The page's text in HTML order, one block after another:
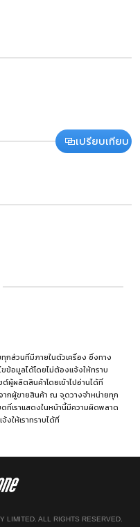
เปรียบเทียบ
กส่วนที่มีภายในตัวเครื่อง ซึ่งทาง
ข้อมูลได้โดยไม่ต้องแจ้งให้ทราบ
ผู้ผลิตสินค้าโดยเข้าไปอ่านได้ที่
ากผู้ขายสินค้า ณ จุดวางจำหน่ายทุก
ที่เราแสดงในหน้านี้มีความผิดพลาด
ให้เราทราบได้ที่
LIMITED. ALL RIGHTS RESERVED.